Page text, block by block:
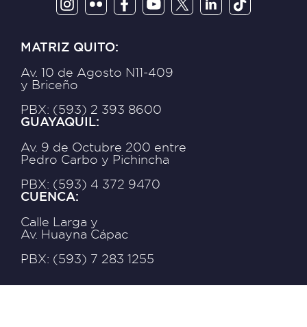
MATRIZ QUITO:
Av. 10 de Agosto N11-409
y Briceño
PBX: (593) 2 393 8600
GUAYAQUIL:
Av. 9 de Octubre 200 entre
Pedro Carbo y Pichincha
PBX: (593) 4 372 9470
CUENCA:
Calle Larga y
Av. Huayna Cápac
PBX: (593) 7 283 1255